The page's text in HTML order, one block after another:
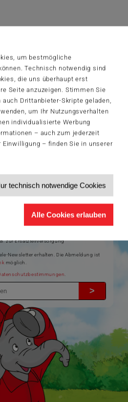
um bestmögliche
Technisch notwendig sind
die uns überhaupt erst
Seite anzuzeigen. Stimmen Sie
Drittanbieter-Skripte geladen,
um Ihr Nutzungsverhalten
individualisierte Werbung
– auch zum jederzeit
Einwilligung – finden Sie in unserer
technisch notwendige Cookies
Alle Cookies erlauben
Newsletter
zu Neuheiten, Trends und aktuellen
– und sichern Sie sich einen
von 5€ für Ihren nächsten Einkauf im
zur Ersatzteilversorgung
Newsletter erhalten. Die Abmeldung ist
möglich.
>